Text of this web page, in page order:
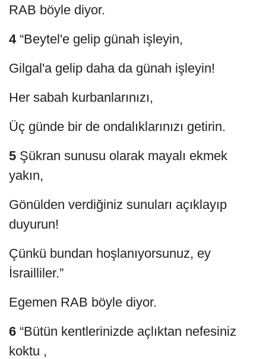
RAB böyle diyor.
4“Beytel'e gelip günah işleyin,
Gilgal'a gelip daha da günah işleyin!
Her sabah kurbanlarınızı,
Üç günde bir de ondalıklarınızı getirin.
5 Şükran sunusu olarak mayalı ekmek
yakın,
Gönülden verdiğiniz sunuları açıklayıp
duyurun!
Çünkü bundan hoşlanıyorsunuz, ey
İsrailliler.”
Egemen RAB böyle diyor.
6 “Bütün kentlerinizde açlıktan nefesiniz
koktu ,